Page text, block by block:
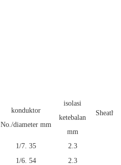
konduktor
No./diameter mm
isolasi
ketebalan
mm
Sheath
1/7. 35 2.3
1/6. 54 2.3